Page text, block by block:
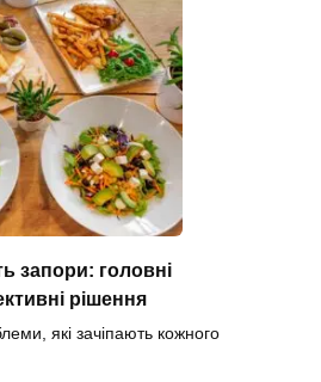
запори: головні
рішення
які зачіпають кожного